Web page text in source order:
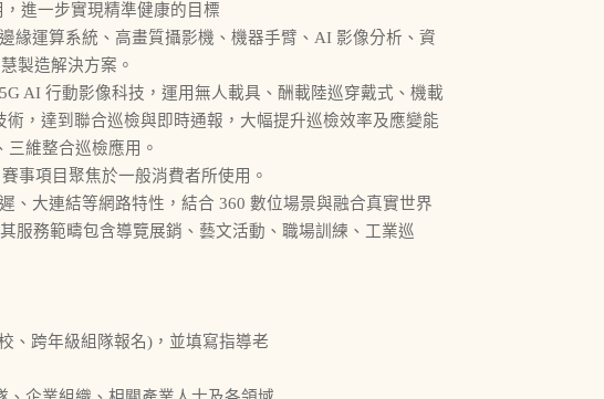
進一步實現精準健康的目標
緣運算系統、高畫質攝影機、機器手臂、AI 影像分析、資
製造解決方案。
AI 行動影像科技，運用無人載具、酬載陸巡穿戴式、機載
，達到聯合巡檢與即時通報，大幅提升巡檢效率及應變能
維整合巡檢應用。
事項目聚焦於一般消費者所使用。
、大連結等網路特性，結合 360 數位場景與融合真實世界
服務範疇包含導覽展銷、藝文活動、職場訓練、工業巡
、跨年級組隊報名)，並填寫指導老